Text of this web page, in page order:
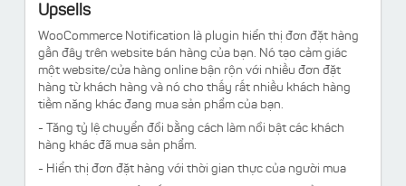
Upsells
WooCommerce Notification là plugin hiển thị đơn đặt hàng
gần đây trên website bán hàng của bạn. Nó tạo cảm giác
một website/cửa hàng online bận rộn với nhiều đơn đặt
hàng từ khách hàng và nó cho thấy rất nhiều khách hàng
tiềm năng khác đang mua sản phẩm của bạn.
- Tăng tỷ lệ chuyển đổi bằng cách làm nổi bật các khách
hàng khác đã mua sản phẩm.
- Hiển thị đơn đặt hàng với thời gian thực của người mua